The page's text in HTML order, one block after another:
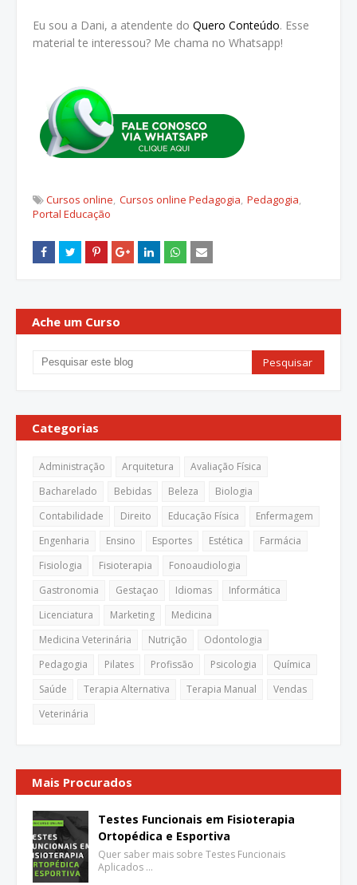
Eu sou a Dani, a atendente do Quero Conteúdo. Esse
material te interessou? Me chama no Whatsapp!
Cursos online Cursos online Pedagogia Pedagogia
Portal Educação
Ache um Curso
Categorias
Administração Arquitetura
Avaliação Física
Bacharelado
Bebidas Beleza
Biologia
Contabilidade
Direito Educação Física
Enfermagem
Engenharia
Ensino Esportes Estética
Farmácia
Fisiologia
Fisioterapia
Fonoaudiologia
Gastronomia
Gestaçao Idiomas
Informática
Licenciatura
Marketing
Medicina
Medicina Veterinária
Nutrição
Odontologia
Pedagogia
Pilates Profissão Psicologia
Química
Saúde
Terapia Alternativa Terapia Manual
Vendas
Veterinária
Mais Procurados
Testes Funcionais em Fisioterapia
Ortopédica e Esportiva
Quer saber mais sobre Testes Funcionais
Aplicados …